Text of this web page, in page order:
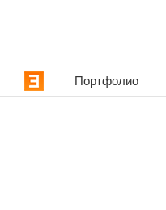
Портфолио